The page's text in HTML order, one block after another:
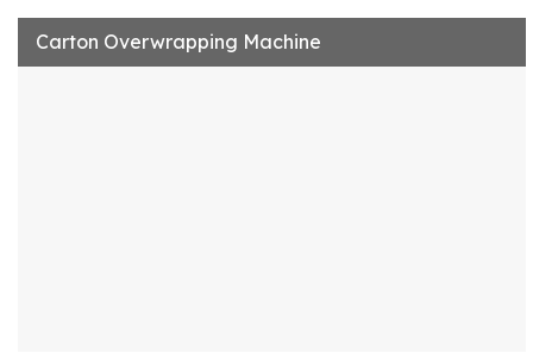
Carton Overwrapping Machine